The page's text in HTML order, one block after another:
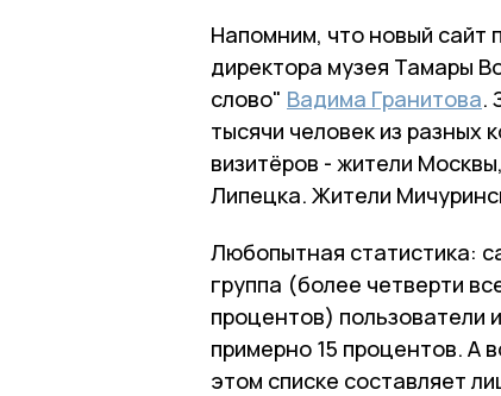
Напомним, что новый сайт
директора музея Тамары
слово" Вадима Гранитова.
тысячи человек из разных
визитёров - жители
Липецка. Жители
Любопытная статистика:
группа (более четверти
процентов) пользователи
примерно 15 процентов. А
этом списке составляет